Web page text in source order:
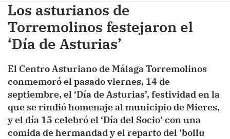
Los asturianos de
Torremolinos festejaron el
‘Día de Asturias’
El Centro Asturiano de Málaga Torremolinos
conmemoró el pasado viernes, 14 de
septiembre, el ‘Día de Asturias’, festividad en la
que se rindió homenaje al municipio de Mieres,
y el día 15 celebró el ‘Día del Socio’ con una
comida de hermandad y el reparto del ‘bollu